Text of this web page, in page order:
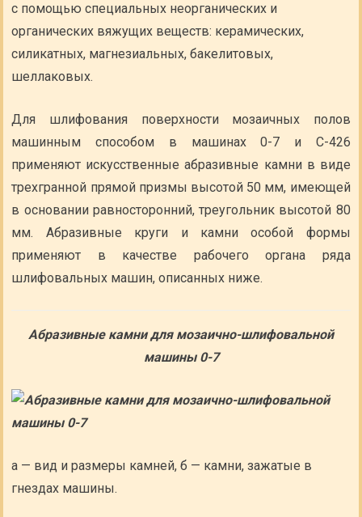
с помощью специальных неорганических и
органических вяжущих веществ: керамических,
силикатных, магнезиальных, бакелитовых,
шеллаковых.
Для шлифования поверхности мозаичных полов
машинным способом в машинах 0-7 и С-426
применяют искусственные абразивные камни в виде
трехгранной прямой призмы высотой 50 мм, имеющей
в основании равносторонний, треугольник высотой 80
мм. Абразивные круги и камни особой формы
применяют в качестве рабочего органа ряда
шлифовальных машин, описанных ниже.
Абразивные камни для мозаично-шлифовальной
машины 0-7
а — вид и размеры камней, б — камни, зажатые в
гнездах машины.